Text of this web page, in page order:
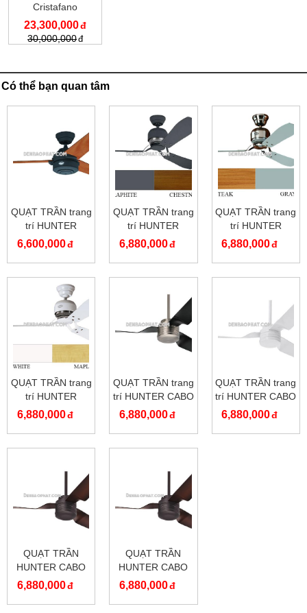
Cristafano
23,300,000
30,000,000
Có thể bạn quan tâm
QUẠT TRẦN trang
trí HUNTER
CARERA 24241
6,600,000
QUẠT TRẦN trang
trí HUNTER
INDUSTRIE II
6,880,000
QUẠT TRẦN trang
trí HUNTER
INDUSTRIE II
6,880,000
QUẠT TRẦN trang
trí HUNTER
INDUSTRIE II
6,880,000
QUẠT TRẦN trang
trí HUNTER CABO
FRIO 24238
6,880,000
QUẠT TRẦN trang
trí HUNTER CABO
FRIO 24234
6,880,000
QUẠT TRẦN
HUNTER CABO
FRIO 24235
6,880,000
QUẠT TRẦN
HUNTER CABO
FRIO 24235
6,880,000